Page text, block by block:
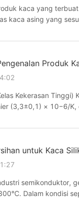
kaca yang
kaca asing yang
Produk
Kekerasan
(3,3±0,1) × 10−6/
untuk Kaca
semikonduktor,
Dalam kondisi